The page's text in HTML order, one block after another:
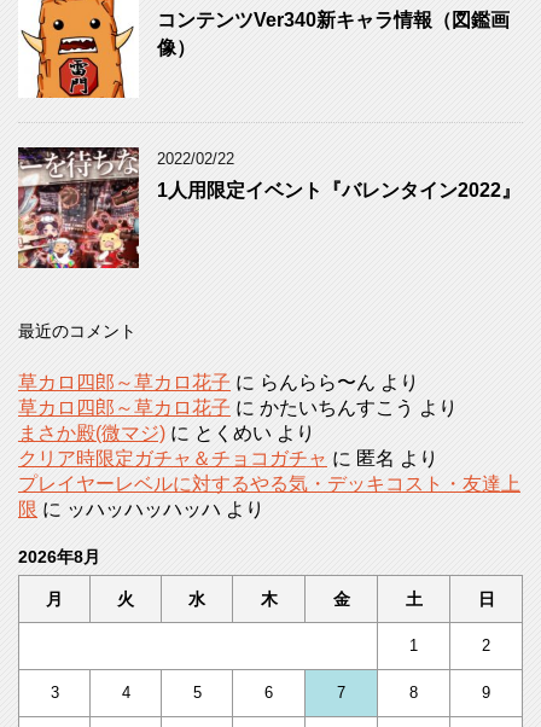
コンテンツVer340新キャラ情報（図鑑画
像）
2022/02/22
1人用限定イベント『バレンタイン2022』
最近のコメント
草カロ四郎～草カロ花子 に らんらら〜ん より
草カロ四郎～草カロ花子 に かたいちんすこう より
まさか殿(微マジ) に とくめい より
クリア時限定ガチャ＆チョコガチャ に 匿名 より
プレイヤーレベルに対するやる気・デッキコスト・友達上
限 に ッハッハッハッハ より
2026年8月
月 火 水 木 金 土 日
1 2
3 4 5 6 7 8 9